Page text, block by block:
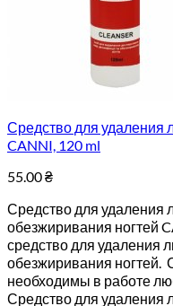
Средство для удаления
CANNI, 120 ml
55.00₴
Средство для удаления
обезжиривания ногтей
средство для удаления
обезжиривания ногтей.
необходимы в работе
Средство для удаления